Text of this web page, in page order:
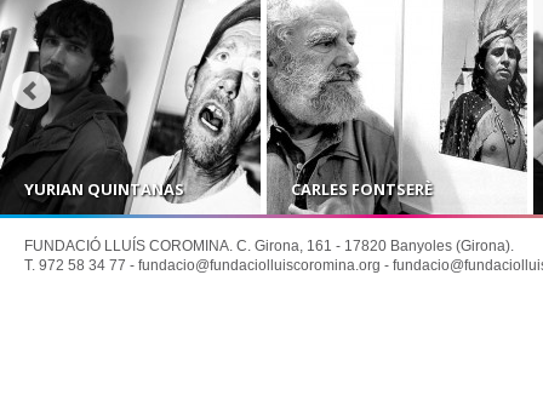
YURIAN QUINTANAS CARLES FONTSERÈ
FUNDACIÓ LLUÍS COROMINA. C. Girona, 161 - 17820 Banyoles (Girona).
T. 972 58 34 77 - fundacio@fundaciolluiscoromina.org -